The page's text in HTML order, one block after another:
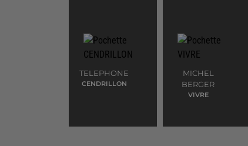
TELEPHONE
CENDRILLON
MICHEL
BERGER
VIVRE